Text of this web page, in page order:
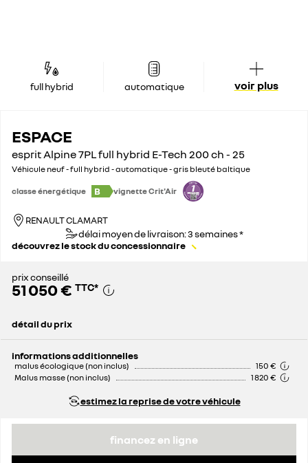
full hybrid automatique voir plus
ESPACE
esprit Alpine 7PL full hybrid E-Tech 200 ch - 25
Véhicule neuf - full hybrid - automatique - gris bleuté baltique
classe énergétique B vignette Crit'Air
RENAULT CLAMART
délai moyen de livraison: 3 semaines *
découvrez le stock du concessionnaire
prix conseillé
51 050 € TTC*
détail du prix
informations additionnelles
malus écologique (non inclus)
150 €
Malus masse (non inclus)
1 820 €
estimez la reprise de votre véhicule
financez en ligne